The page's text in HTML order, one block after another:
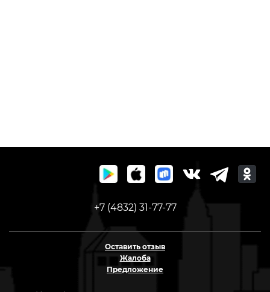
+7 (4832) 31-77-77
Оставить отзыв
Жалоба
Предложение